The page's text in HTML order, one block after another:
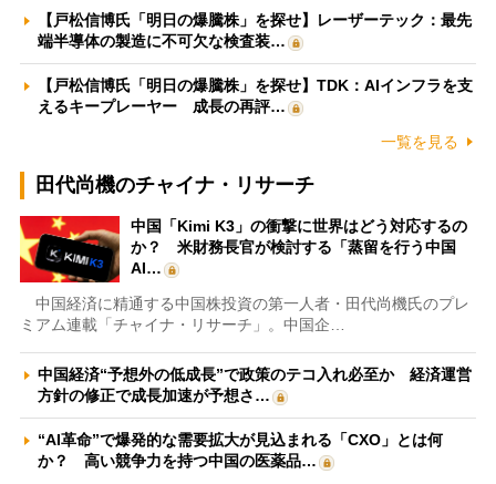
【戸松信博氏「明日の爆騰株」を探せ】レーザーテック：最先
端半導体の製造に不可欠な検査装…
【戸松信博氏「明日の爆騰株」を探せ】TDK：AIインフラを支
えるキープレーヤー 成長の再評…
一覧を見る
田代尚機のチャイナ・リサーチ
中国「Kimi K3」の衝撃に世界はどう対応するの
か？ 米財務長官が検討する「蒸留を行う中国
AI…
中国経済に精通する中国株投資の第一人者・田代尚機氏のプレ
ミアム連載「チャイナ・リサーチ」。中国企…
中国経済“予想外の低成長”で政策のテコ入れ必至か 経済運営
方針の修正で成長加速が予想さ…
“AI革命”で爆発的な需要拡大が見込まれる「CXO」とは何
か？ 高い競争力を持つ中国の医薬品…